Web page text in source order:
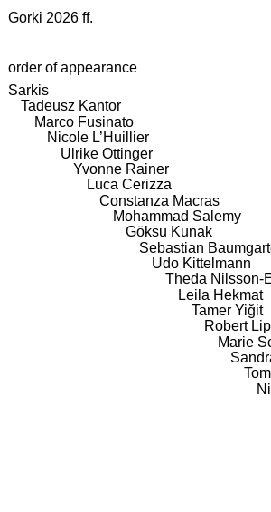
Gorki 2026 ff.
order of appearance
Sarkis
Tadeusz Kantor
Marco Fusinato
Nicole L’Huillier
Ulrike Ottinger
Yvonne Rainer
Luca Cerizza
Constanza Macras
Mohammad Salemy
Göksu Kunak
Sebastian
Udo Kittelmann
Theda Nilsson-
Leila Hekmat
Tamer Yiğit
Robert
Marie